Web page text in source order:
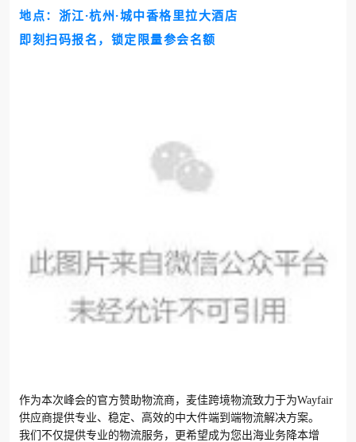
地点：浙江·杭州·城中香格里拉大酒店
即刻扫码报名，锁定限量参会名额
作为本次峰会的官方赞助物流商，麦佳跨境物流致力于为Wayfair
供应商提供专业、稳定、高效的中大件端到端物流解决方案。
我们不仅提供专业的物流服务，更希望成为您出海业务降本增